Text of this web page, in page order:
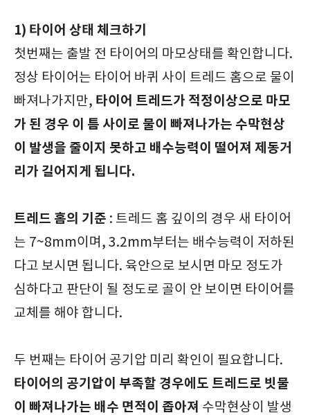
1) 타이어 상태 체크하기
첫번째는 출발 전 타이어의 마모상태를 확인합니다.
정상 타이어는 타이어 바퀴 사이 트레드 홈으로 물이
빠져나가지만, 타이어 트레드가 적정이상으로 마모
가 된 경우 이 틈 사이로 물이 빠져나가는 수막현상
이 발생을 줄이지 못하고 배수능력이 떨어져 제동거
리가 길어지게 됩니다.
트레드 홈의 기준 : 트레드 홈 깊이의 경우 새 타이어
는 7~8mm이며, 3.2mm부터는 배수능력이 저하된
다고 보시면 됩니다. 육안으로 보시면 마모 정도가
심하다고 판단이 될 정도로 골이 안 보이면 타이어를
교체를 해야 합니다.
두 번째는 타이어 공기압 미리 확인이 필요합니다.
타이어의 공기압이 부족할 경우에도 트레드로 빗물
이 빠져나가는 배수 면적이 좁아져 수막현상이 발생